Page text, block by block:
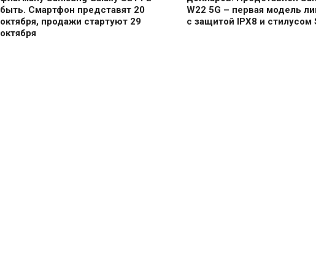
быть. Смартфон представят 20
октября, продажи стартуют 29
октября
W22 5G – первая модель
с защитой IPX8 и стилусом